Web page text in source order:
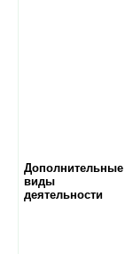
Дополнительные
виды
деятельности